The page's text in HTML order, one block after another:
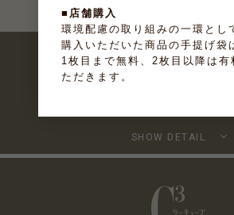
SHOW DETAIL
■店舗購入
環境配慮の取り組みの一環とし
購入いただいた商品の手提げ袋
1枚目まで無料、2枚目以降は有
ただきます。